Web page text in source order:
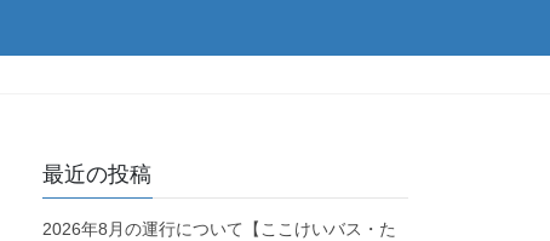
最近の投稿
2026年8月の運行について【ここけいバス・た